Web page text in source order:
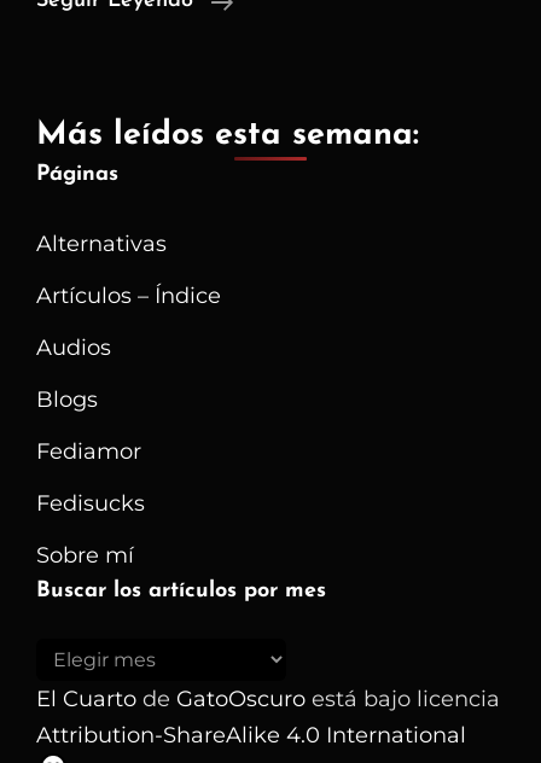
Fuerzas
Más leídos esta semana:
Páginas
Alternativas
Artículos – Índice
Audios
Blogs
Fediamor
Fedisucks
Sobre mí
Buscar los artículos por mes
Buscar
los
artículos
El Cuarto de GatoOscuro está bajo licencia
Attribution-ShareAlike 4.0 International